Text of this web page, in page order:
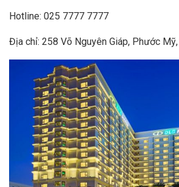
Hotline: 025 7777 7777
Địa chỉ: 258 Võ Nguyên Giáp, Phước